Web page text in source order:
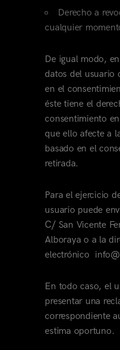
Derecho a
cualquier
De igual modo,
datos del usuario
en el
éste tiene el
consentimiento
que ello afecte a
basado en el
retirada.
Para el ejercicio
usuario puede
C/ San Vicente
Alboraya o a la
electrónico
En todo caso, el
presentar una
correspondiente
estima oportuno.